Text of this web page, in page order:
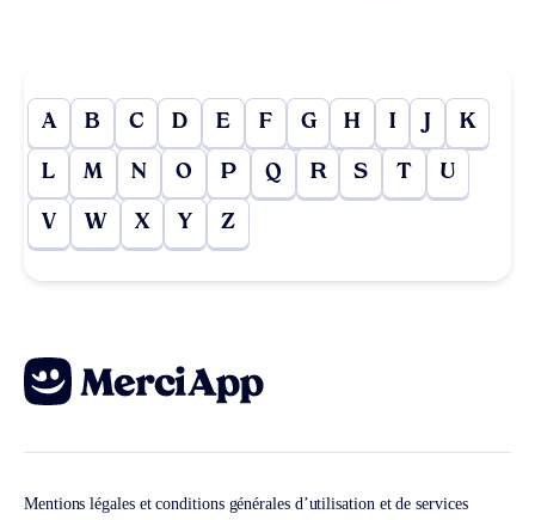
A B C D E F G H I J K
L M N O P Q R S T U
V W X Y Z
Mentions légales et conditions générales d’utilisation et de services